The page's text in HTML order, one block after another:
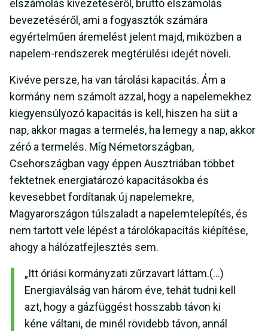
elszámolás kivezetéséről, bruttó elszámolás
bevezetéséről, ami a fogyasztók számára
egyértelműen áremelést jelent majd, miközben a
napelem-rendszerek megtérülési idejét növeli.
Kivéve persze, ha van tárolási kapacitás. Ám a
kormány nem számolt azzal, hogy a napelemekhez
kiegyensúlyozó kapacitás is kell, hiszen ha süt a
nap, akkor magas a termelés, ha lemegy a nap, akkor
zéró a termelés. Míg Németországban,
Csehországban vagy éppen Ausztriában többet
fektetnek energiatározó kapacitásokba és
kevesebbet fordítanak új napelemekre,
Magyarországon túlszaladt a napelemtelepítés, és
nem tartott vele lépést a tárolókapacitás kiépítése,
ahogy a hálózatfejlesztés sem.
„Itt óriási kormányzati zűrzavart láttam.(…)
Energiaválság van három éve, tehát tudni kell
azt, hogy a gázfüggést hosszabb távon ki
kéne váltani, de minél rövidebb távon, annál